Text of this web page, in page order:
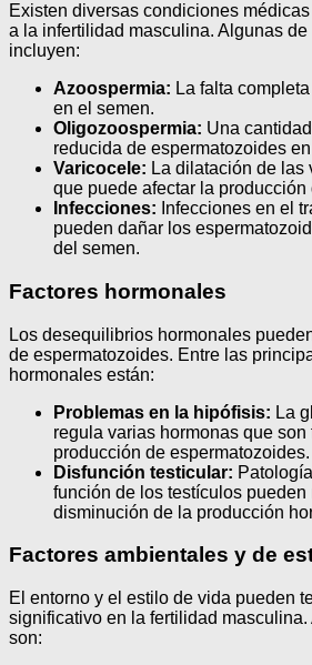
Existen diversas condiciones
a la infertilidad masculina. Algunas
incluyen:
Azoospermia: La falta
en el semen.
Oligozoospermia: Una
reducida de espermatozoides
Varicocele: La dilatación de las
que puede afectar la
Infecciones: Infecciones en el
pueden dañar los
del semen.
Factores hormonales
Los desequilibrios hormonales
de espermatozoides. Entre las
hormonales están:
Problemas en la hipófisis: La
regula varias hormonas que
producción de espermatozoides.
Disfunción testicular:
función de los testículos pueden
disminución de la producción
Factores ambientales y de
El entorno y el estilo de vida pueden
significativo en la fertilidad
son: